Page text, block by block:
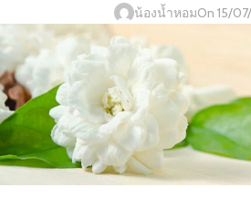
น้องน้ำหอมOn 15/